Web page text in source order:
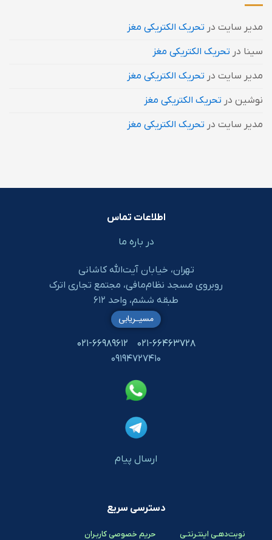
مدیر سایت در تحریک الکتریکی مغز
سینا در تحریک الکتریکی مغز
مدیر سایت در تحریک الکتریکی مغز
نوشین در تحریک الکتریکی مغز
مدیر سایت در تحریک الکتریکی مغز
اطلاعات تماس
در باره ما
تهران، خیابان آیت‌الله کاشانی
روبروی مسجد نظام‌مافی، مجتمع تجاری اترک
طبقه ششم، واحد ۶۱۲
۰۲۱-۶۶۴۶۳۷۲۸
۰۲۱-۶۶۹۸۹۶۱۲
۰۹۱۹۴۷۲۷۴۱۰
ارسال پیام
مسیـریابی
دسترسی سریع
نوبت‌دهـی اینتـرنتـی حریم خصوصی کاربـران